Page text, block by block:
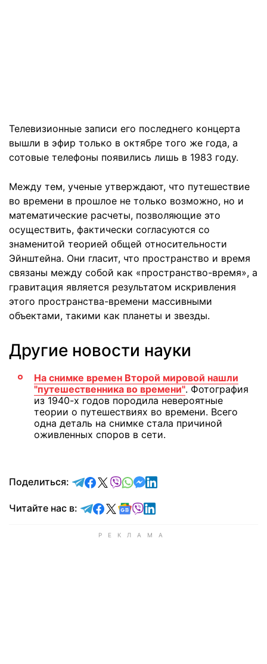
Телевизионные записи его последнего концерта
вышли в эфир только в октябре того же года, а
сотовые телефоны появились лишь в 1983 году.
Между тем, ученые утверждают, что путешествие
во времени в прошлое не только возможно, но и
математические расчеты, позволяющие это
осуществить, фактически согласуются со
знаменитой теорией общей относительности
Эйнштейна. Они гласит, что пространство и время
связаны между собой как «пространство-время», а
гравитация является результатом искривления
этого пространства-времени массивными
объектами, такими как планеты и звезды.
Другие новости науки
На снимке времен Второй мировой нашли
"путешественника во времени". Фотография
из 1940-х годов породила невероятные
теории о путешествиях во времени. Всего
одна деталь на снимке стала причиной
оживленных споров в сети.
Поделиться: отправить в Telegram
поделиться в Facebook
поделиться в X
отправить в Viber
отправить в Whatsapp
отправить в Messenger
отправить в LinkedIn
Читайте нас в: Читайте в Telegram
Читайте в Facebook
Читайте в X
Читайте в Google news
Читайте в Viber
Читайте в LinkedIn